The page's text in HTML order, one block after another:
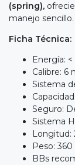
(spring),
manejo sencillo.
Ficha Técnica:
Energía: <
Calibre: 6
Sistema
Seguro:
Sistema
Longitud:
Peso: 360
BBs